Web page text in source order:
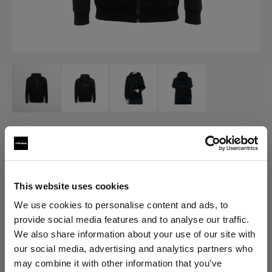
This website uses cookies
We use cookies to personalise content and ads, to
provide social media features and to analyse our traffic.
We also share information about your use of our site with
our social media, advertising and analytics partners who
may combine it with other information that you’ve
MERCH
Profoto Sport Hoodie Classic
(0 )
Elegir versión: